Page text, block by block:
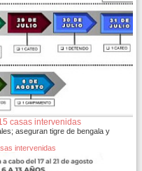
casas intervenidas
aseguran tigre de bengala y
intervenidas